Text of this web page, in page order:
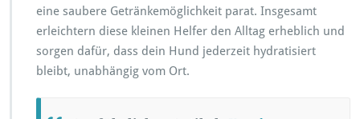
eine saubere Getränkemöglichkeit parat. Insgesamt
erleichtern diese kleinen Helfer den Alltag erheblich und
sorgen dafür, dass dein Hund jederzeit hydratisiert
bleibt, unabhängig vom Ort.